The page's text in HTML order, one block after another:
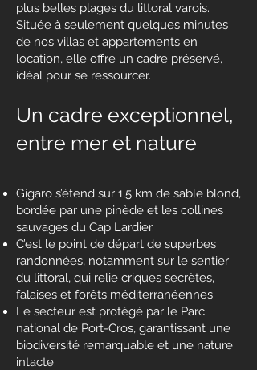
plus belles plages du littoral varois.
Située à seulement quelques minutes
de nos villas et appartements en
location, elle offre un cadre préservé,
idéal pour se ressourcer.
Un cadre exceptionnel,
entre mer et nature
Gigaro s’étend sur 1,5 km de sable blond,
bordée par une pinède et les collines
sauvages du Cap Lardier.
C’est le point de départ de superbes
randonnées, notamment sur le sentier
du littoral, qui relie criques secrètes,
falaises et forêts méditerranéennes.
Le secteur est protégé par le Parc
national de Port-Cros, garantissant une
biodiversité remarquable et une nature
intacte.